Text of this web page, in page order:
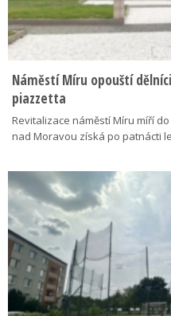
Náměstí Míru opouští
piazzetta
Revitalizace náměstí Míru míří
nad Moravou získá po patnácti